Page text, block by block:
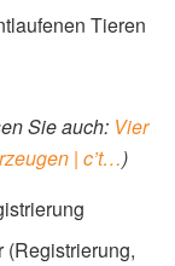
Tieren
Sie auch: Vier
| c’t…)
(Registrierung,